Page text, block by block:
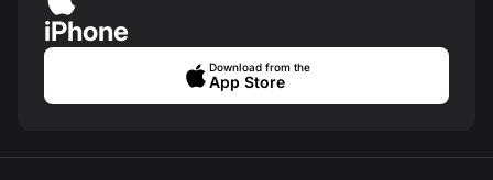
iPhone
Download from the
App Store